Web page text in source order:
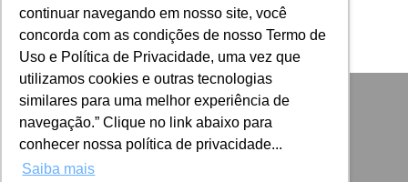
continuar navegando em nosso site, você
concorda com as condições de nosso Termo de
Uso e Política de Privacidade, uma vez que
utilizamos cookies e outras tecnologias
similares para uma melhor experiência de
navegação.” Clique no link abaixo para
conhecer nossa política de privacidade...
Saiba mais